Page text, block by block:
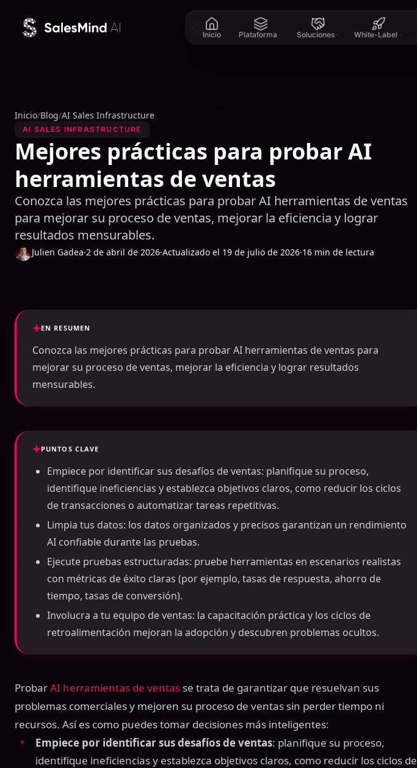
Inicio Plataforma Soluciones White-Label
Inicio/Blog/AI Sales Infrastructure
AI SALES INFRASTRUCTURE
Mejores prácticas para probar AI
herramientas de ventas
Conozca las mejores prácticas para probar AI herramientas de ventas
para mejorar su proceso de ventas, mejorar la eficiencia y lograr
resultados mensurables.
Julien Gadea·2 de abril de 2026·Actualizado el 19 de julio de 2026·16 min de lectura
EN RESUMEN
Conozca las mejores prácticas para probar AI herramientas de ventas para
mejorar su proceso de ventas, mejorar la eficiencia y lograr resultados
mensurables.
PUNTOS CLAVE
Empiece por identificar sus desafíos de ventas: planifique su proceso,
identifique ineficiencias y establezca objetivos claros, como reducir los ciclos
de transacciones o automatizar tareas repetitivas.
Limpia tus datos: los datos organizados y precisos garantizan un rendimiento
AI confiable durante las pruebas.
Ejecute pruebas estructuradas: pruebe herramientas en escenarios realistas
con métricas de éxito claras (por ejemplo, tasas de respuesta, ahorro de
tiempo, tasas de conversión).
Involucra a tu equipo de ventas: la capacitación práctica y los ciclos de
retroalimentación mejoran la adopción y descubren problemas ocultos.
ProbarAI herramientas de ventas se trata de garantizar que resuelvan sus
problemas comerciales y mejoren su proceso de ventas sin perder tiempo ni
recursos. Así es como puedes tomar decisiones más inteligentes:
Empiece por identificar sus desafíos de ventas: planifique su proceso,
identifique ineficiencias y establezca objetivos claros, como reducir los ciclos de